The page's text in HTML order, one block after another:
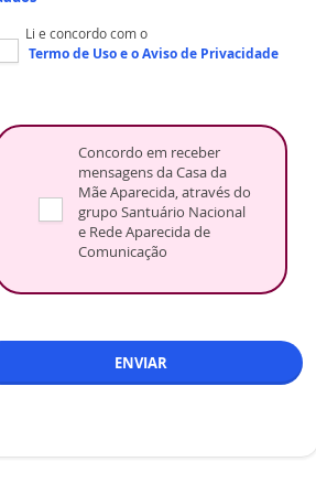
Li e concordo com o
Termo de Usoe oAviso de Privacidade
Concordo em receber
mensagens da Casa da
Mãe Aparecida, através do
grupo Santuário Nacional
e Rede Aparecida de
Comunicação
ENVIAR